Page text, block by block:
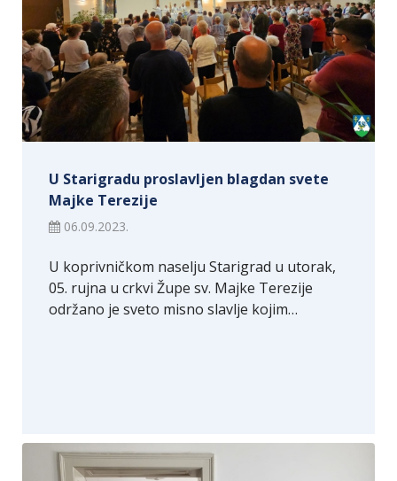
U Starigradu proslavljen blagdan svete
Majke Terezije
06.09.2023.
U koprivničkom naselju Starigrad u utorak,
05. rujna u crkvi Župe sv. Majke Terezije
održano je sveto misno slavlje kojim…